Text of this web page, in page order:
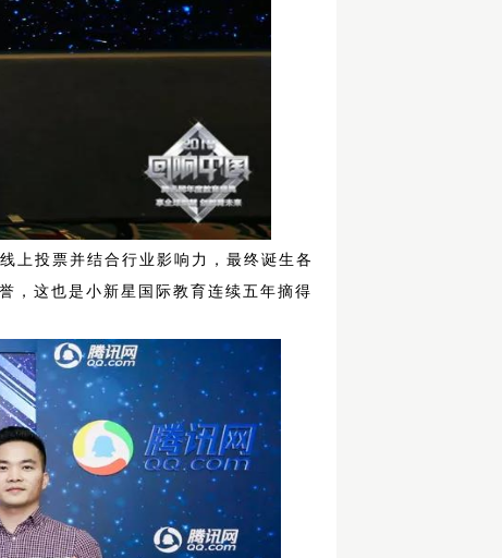
上投票并结合行业影响力，最终诞生各
，这也是小新星国际教育连续五年摘得